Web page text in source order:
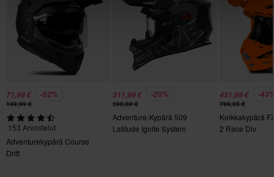
Tuotteen Paino
1250
Suljinmekanismi
Kaksinkertaiset D-renkaat
Kiertovoimasuoja
Ei mitään
Kestomuovi
71,99 € -52%
149,99 €
153 Arvostelut
Adventurekypärä Course
Drift
311,99 € -20%
390,00 €
Adventure-Kypärä 509
Latitude Ignite System
451,99 € -
799,95 €
Kelkkakypärä
2 Race Div